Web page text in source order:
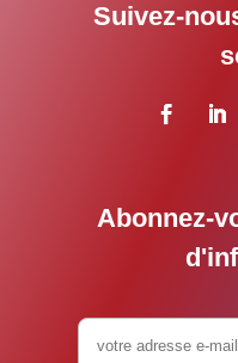
Suivez-
Abonnez-